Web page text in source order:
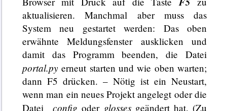
aktualisieren. Manchmal aber muss das
System neu gestartet werden: Das oben
erwähnte Meldungsfenster ausklicken und
damit das Programm beenden, die Datei
portal.pyerneut starten und wie oben warten;
dann F5 drücken. – Nötig ist ein Neustart,
wenn man ein neues Projekt angelegt oder die
Datei
_config oder glossesgeändert hat. (Zu